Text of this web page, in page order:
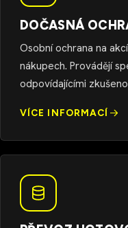
DOČASNÁ
Osobní ochrana na
nákupech. Provádějí
odpovídajícími
VÍCE INFORMACÍ